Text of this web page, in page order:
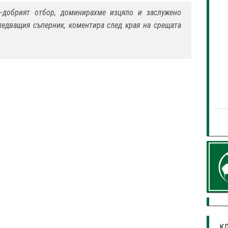
отбор, доминирахме изцяло и заслужено
съперник, коментира след края на срещата